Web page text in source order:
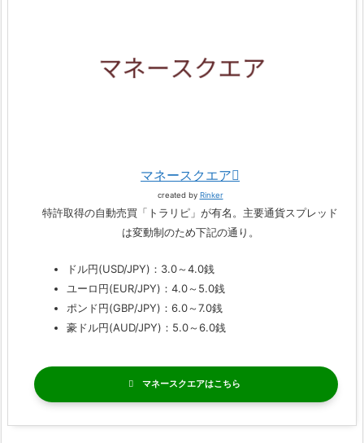
マネースクエア
created by Rinker
特許取得の自動売買「トラリピ」が有名。主要通貨スプレッド
は変動制のため下記の通り。
ドル円(USD/JPY)：3.0～4.0銭
ユーロ円(EUR/JPY)：4.0～5.0銭
ポンド円(GBP/JPY)：6.0～7.0銭
豪ドル円(AUD/JPY)：5.0～6.0銭
マネースクエア